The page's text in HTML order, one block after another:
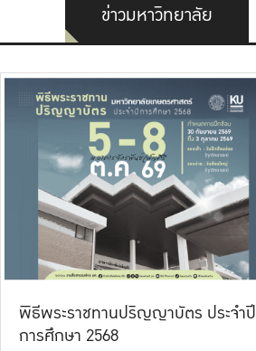
ข่าวมหาวิทยาลัย
พิธีพระราชทานปริญญาบัตร ประจำปี
การศึกษา 2568